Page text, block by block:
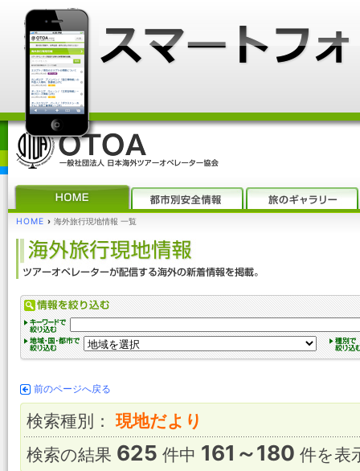
HOME › 海外旅行現地情報 一覧
前のページへ戻る
検索種別：現地だより
検索の結果 625 件中 161～180 件を表